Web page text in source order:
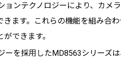
ョンテクノロジーにより、カ
ます。これらの機能を組み合
できます。
ーを採用したMD8563シリーズ